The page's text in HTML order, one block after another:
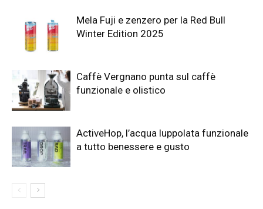
Mela Fuji e zenzero per la Red Bull
Winter Edition 2025
Caffè Vergnano punta sul caffè
funzionale e olistico
ActiveHop, l’acqua luppolata funzionale
a tutto benessere e gusto